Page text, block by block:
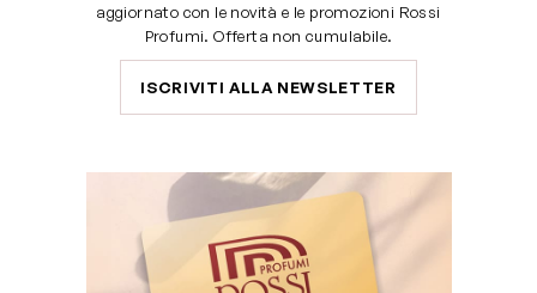
aggiornato con le novità e le promozioni Rossi
Profumi. Offerta non cumulabile.
ISCRIVITI ALLA NEWSLETTER